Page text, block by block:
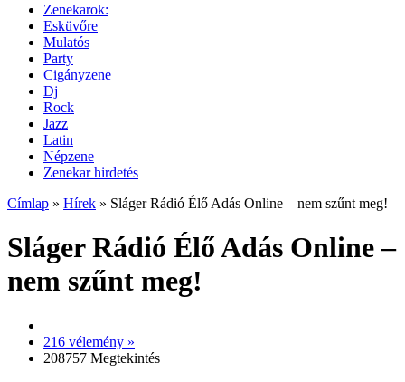
Zenekarok:
Esküvőre
Mulatós
Party
Cigányzene
Dj
Rock
Jazz
Latin
Népzene
Zenekar hirdetés
Címlap » Hírek » Sláger Rádió Élő Adás Online – nem szűnt meg!
Sláger Rádió Élő Adás Online –
nem szűnt meg!
216 vélemény »
208757 Megtekintés